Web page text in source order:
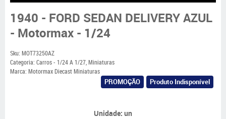
1940 - FORD SEDAN DELIVERY AZUL
- Motormax - 1/24
Sku: MOT73250AZ
Categoria: Carros - 1/24 A 1/27,Miniaturas
Marca: Motormax Diecast Miniaturas
PROMOÇÃO Produto Indisponível
Unidade: un